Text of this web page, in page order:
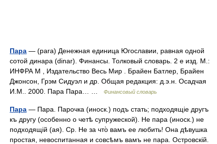
Пара — (para) Денежная единица Югославии, равная одной
сотой динара (dinar). Финансы. Толковый словарь. 2 е изд. М.:
ИНФРА М , Издательство Весь Мир . Брайен Батлер, Брайен
Джонсон, Грэм Сидуэл и др. Общая редакция: д.э.н. Осадчая
И.М.. 2000. Пара Пара… …
Финансовый словарь
Пара — Пара. Парочка (иноск.) подъ стать; подходящіе другъ
къ другу (особенно о четѣ супружеской). Не пара (иноск.) не
подходящій (ая). Ср. Не за что̀ вамъ ее любить! Она дѣвушка
простая, невоспитанная и совсѣмъ вамъ не пара. Островскій.